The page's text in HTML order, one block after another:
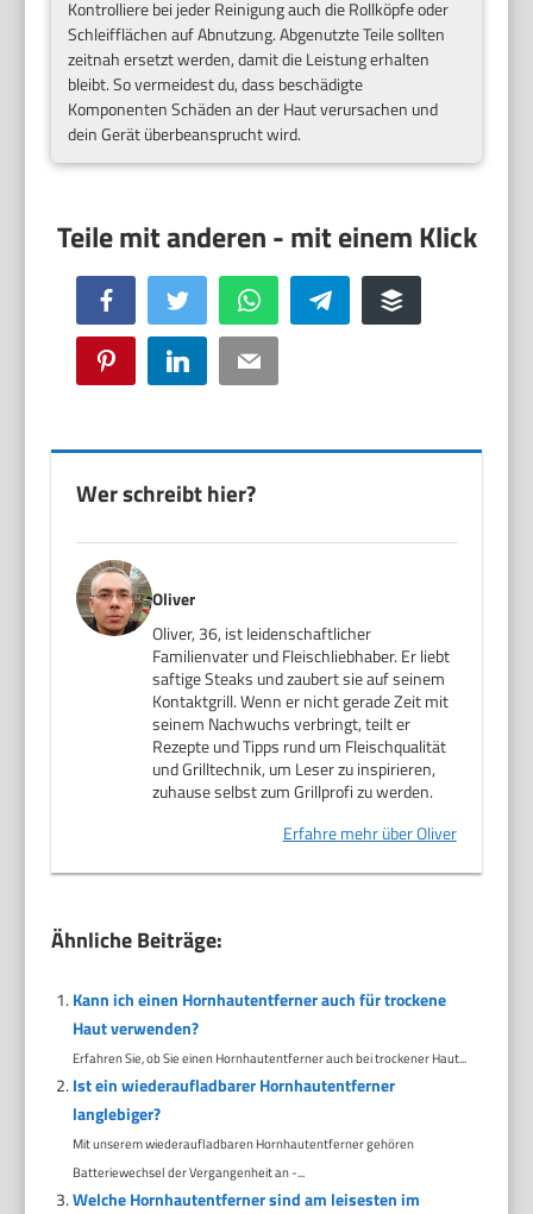
Kontrolliere bei jeder Reinigung auch die Rollköpfe oder
Schleifflächen auf Abnutzung. Abgenutzte Teile sollten
zeitnah ersetzt werden, damit die Leistung erhalten
bleibt. So vermeidest du, dass beschädigte
Komponenten Schäden an der Haut verursachen und
dein Gerät überbeansprucht wird.
Facebook Twitter WhatsApp Telegram Buffer
Pinterest LinkedIn Email
Wer schreibt hier?
Oliver
Oliver, 36, ist leidenschaftlicher
Familienvater und Fleischliebhaber. Er liebt
saftige Steaks und zaubert sie auf seinem
Kontaktgrill. Wenn er nicht gerade Zeit mit
seinem Nachwuchs verbringt, teilt er
Rezepte und Tipps rund um Fleischqualität
und Grilltechnik, um Leser zu inspirieren,
zuhause selbst zum Grillprofi zu werden.
Erfahre mehr über Oliver
Ähnliche Beiträge:
Kann ich einen Hornhautentferner auch für trockene
Haut verwenden?
Erfahren Sie, ob Sie einen Hornhautentferner auch bei trockener Haut...
Ist ein wiederaufladbarer Hornhautentferner
langlebiger?
Mit unserem wiederaufladbaren Hornhautentferner gehören
Batteriewechsel der Vergangenheit an -...
Welche Hornhautentferner sind am leisesten im